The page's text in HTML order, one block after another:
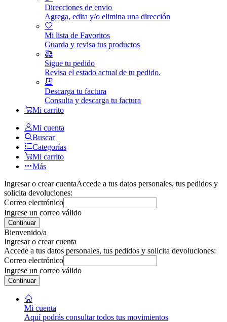
Direcciones de envio
Agrega, edita y/o elimina una dirección
Mi lista de Favoritos
Guarda y revisa tus productos
Sigue tu pedido
Revisa el estado actual de tu pedido.
Descarga tu factura
Consulta y descarga tu factura
Mi carrito
Mi cuenta
Buscar
Categorías
Mi carrito
Más
Ingresar o crear cuentaAccede a tus datos personales, tus pedidos y
solicita devoluciones:
Correo electrónico
Ingrese un correo válido
Continuar
Bienvenido/a
Ingresar o crear cuenta
Accede a tus datos personales, tus pedidos y solicita devoluciones:
Correo electrónico
Ingrese un correo válido
Continuar
Mi cuenta
Aquí podrás consultar todos tus movimientos